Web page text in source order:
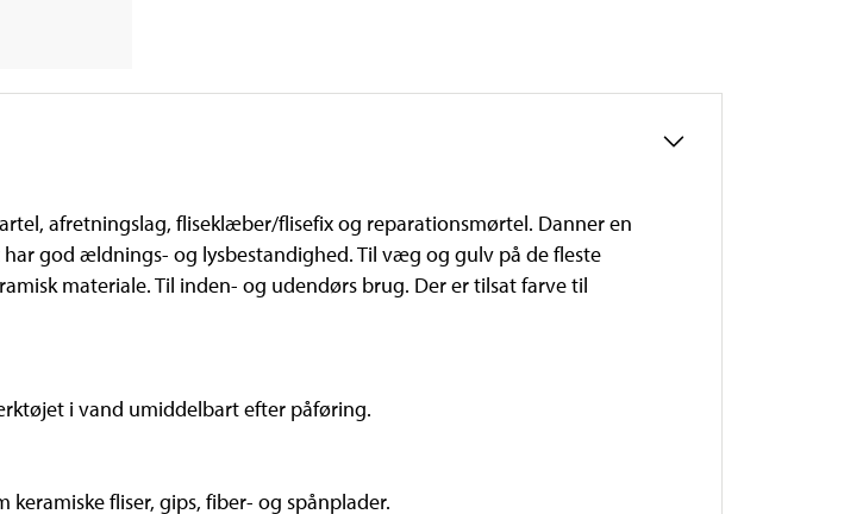
afretningslag, fliseklæber/flisefix og reparationsmørtel. Danner en
god ældnings- og lysbestandighed. Til væg og gulv på de fleste
materiale. Til inden- og udendørs brug. Der er tilsat farve til
i vand umiddelbart efter påføring.
fliser, gips, fiber- og spånplader.